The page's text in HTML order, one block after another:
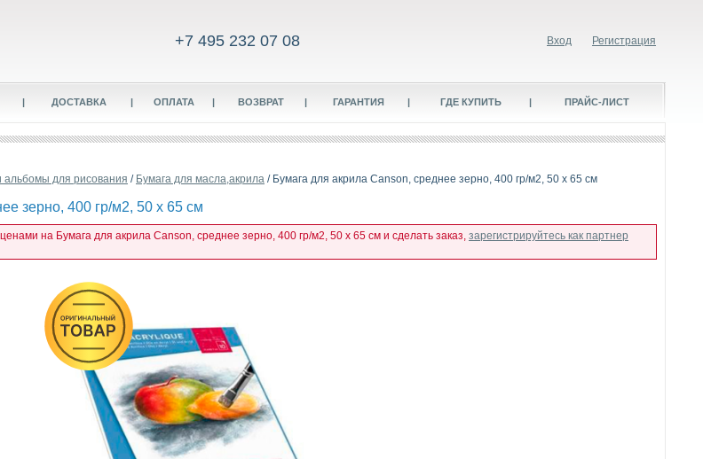
+7 495 232 07 08 Вход Регистрация
| ДОСТАВКА | ОПЛАТА | ВОЗВРАТ | ГАРАНТИЯ | ГДЕ КУПИТЬ | ПРАЙС-ЛИСТ
альбомы для рисования / Бумага для масла,акрила / Бумага для акрила Canson, среднее зерно, 400 гр/м2, 50 x 65 см
зерно, 400 гр/м2, 50 x 65 см
на Бумага для акрила Canson, среднее зерно, 400 гр/м2, 50 x 65 см и сделать заказ, зарегистрируйтесь как партнер